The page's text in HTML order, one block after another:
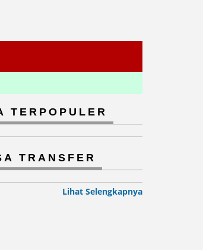
TERPOPULER
TRANSFER
Lihat Selengkapnya